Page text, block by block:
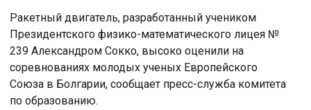
Ракетный двигатель, разработанный учеником
Президентского физико-математического лицея №
239 Александром Сокко, высоко оценили на
соревнованиях молодых ученых Европейского
Союза в Болгарии, сообщает пресс-служба комитета
по образованию.